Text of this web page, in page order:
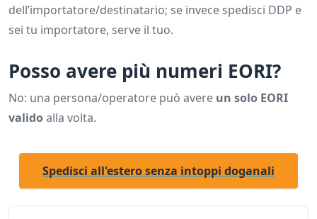
dell’importatore/destinatario; se invece spedisci DDP e
sei tu importatore, serve il tuo.
Posso avere più numeri EORI?
No: una persona/operatore può avere un solo EORI
validoalla volta.
Spedisci all'estero senza intoppi doganali